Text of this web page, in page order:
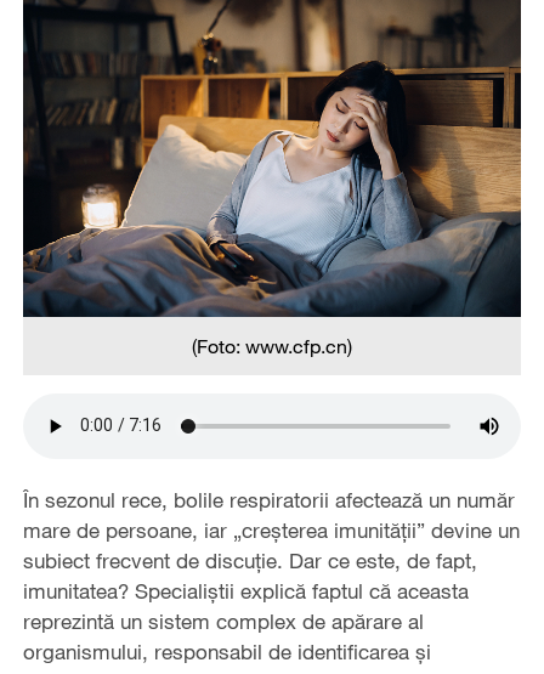
(Foto: www.cfp.cn)
În sezonul rece, bolile respiratorii afectează un număr
mare de persoane, iar „creșterea imunității” devine un
subiect frecvent de discuție. Dar ce este, de fapt,
imunitatea? Specialiștii explică faptul că aceasta
reprezintă un sistem complex de apărare al
organismului, responsabil de identificarea și